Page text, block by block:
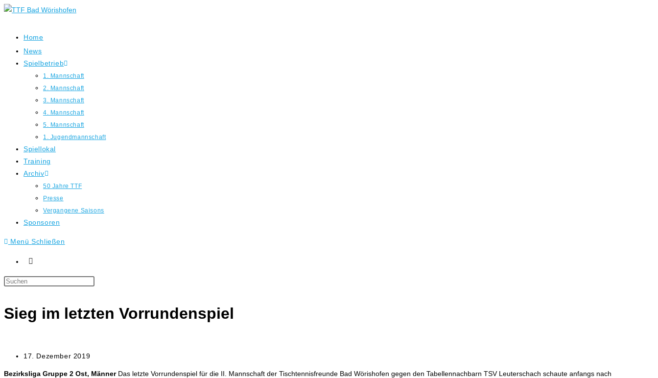
Zum
springenHome
News
Spielbetrieb
1. Mannschaft
2. Mannschaft
3. Mannschaft
4. Mannschaft
5. Mannschaft
1. Jugendmannschaft
Spiellokal
Training
Archiv
50 Jahre TTF
Presse
Vergangene Saisons
Sponsoren
Menü Schließen
close
Sieg im letzten Vorrundenspiel
Beitrag
17. Dezember 2019
Bezirksliga Gruppe 2 Ost, MännerDas letzte Vorrundenspiel für die II. Mannschaft der Tischtennisfreunde Bad Wörishofen gegen den Tabellennachbarn TSV Leuterschach schaute anfangs nach